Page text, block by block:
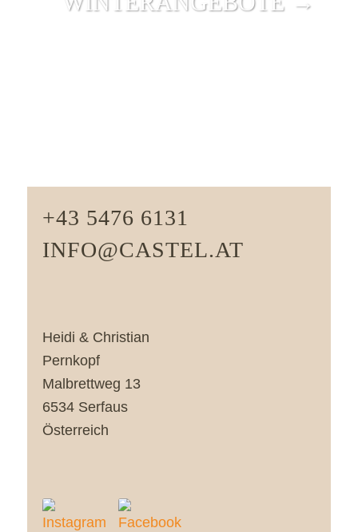
+43 5476 6131
INFO@CASTEL.AT
Heidi & Christian
Pernkopf
Malbrettweg 13
6534 Serfaus
Österreich